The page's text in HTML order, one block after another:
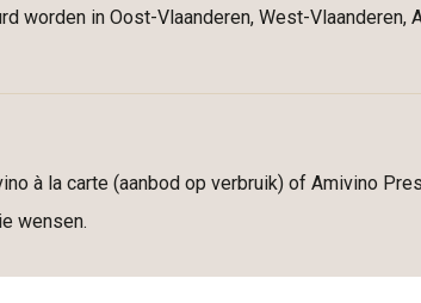
worden in Oost-Vlaanderen, West-Vlaanderen,
à la carte (aanbod op verbruik) of Amivino
wensen.